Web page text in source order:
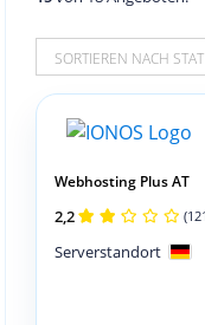
SORTIEREN NACH
Webhosting Plus AT
2,2
Serverstandort